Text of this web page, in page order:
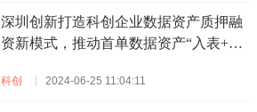
深圳创新打造科创企业数据资产质押融
资新模式，推动首单数据资产“入表+质
科创 2024-06-25 11:04:11